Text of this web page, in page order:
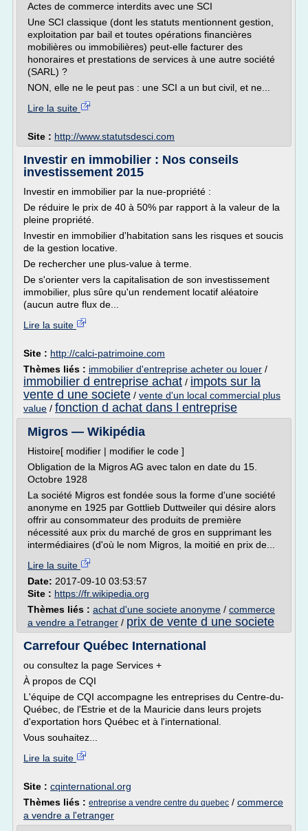
Actes de commerce interdits avec une SCI
Une SCI classique (dont les statuts mentionnent gestion,
exploitation par bail et toutes opérations financières
mobilières ou immobilières) peut-elle facturer des
honoraires et prestations de services à une autre société
(SARL) ?
NON, elle ne le peut pas : une SCI a un but civil, et ne...
Lire la suite
Site : http://www.statutsdesci.com
Investir en immobilier : Nos conseils
investissement 2015
Investir en immobilier par la nue-propriété :
De réduire le prix de 40 à 50% par rapport à la valeur de la
pleine propriété.
Investir en immobilier d'habitation sans les risques et soucis
de la gestion locative.
De rechercher une plus-value à terme.
De s'orienter vers la capitalisation de son investissement
immobilier, plus sûre qu'un rendement locatif aléatoire
(aucun autre flux de...
Lire la suite
Site : http://calci-patrimoine.com
Thèmes liés : immobilier d'entreprise acheter ou louer /
immobilier d entreprise achat / impots sur la
vente d une societe / vente d'un local commercial plus
value / fonction d achat dans l entreprise
Migros — Wikipédia
Histoire[ modifier | modifier le code ]
Obligation de la Migros AG avec talon en date du 15.
Octobre 1928
La société Migros est fondée sous la forme d'une société
anonyme en 1925 par Gottlieb Duttweiler qui désire alors
offrir au consommateur des produits de première
nécessité aux prix du marché de gros en supprimant les
intermédiaires (d'où le nom Migros, la moitié en prix de...
Lire la suite
Date: 2017-09-10 03:53:57
Site : https://fr.wikipedia.org
Thèmes liés : achat d'une societe anonyme / commerce
a vendre a l'etranger / prix de vente d une societe
Carrefour Québec International
ou consultez la page Services +
À propos de CQI
L'équipe de CQI accompagne les entreprises du Centre-du-
Québec, de l'Estrie et de la Mauricie dans leurs projets
d'exportation hors Québec et à l'international.
Vous souhaitez...
Lire la suite
Site : cqinternational.org
Thèmes liés : entreprise a vendre centre du quebec / commerce
a vendre a l'etranger